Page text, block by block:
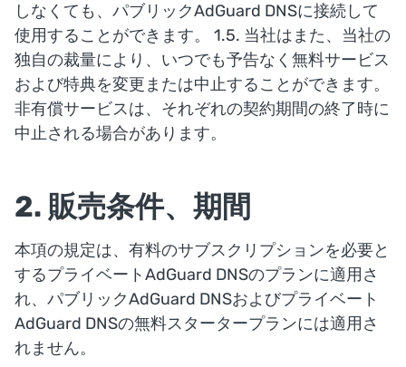
しなくても、パブリックAdGuard DNSに接続して
使用することができます。 1.5. 当社はまた、当社の
独自の裁量により、いつでも予告なく無料サービス
および特典を変更または中止することができます。
非有償サービスは、それぞれの契約期間の終了時に
中止される場合があります。
2. 販売条件、期間
本項の規定は、有料のサブスクリプションを必要と
するプライベートAdGuard DNSのプランに適用さ
れ、パブリックAdGuard DNSおよびプライベート
AdGuard DNSの無料スタータープランには適用さ
れません。